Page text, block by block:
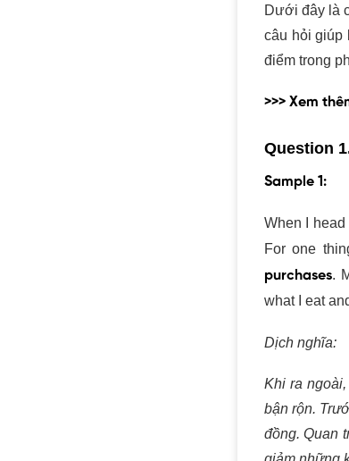
Dưới đây là
mỗi câu hỏi
để ghi điểm
>>> Xem
Question
Sample 1:
When I
days. For
impulse
an eye on
Dịch nghĩa:
Khi ra
ngày bận
sắm bốc
độ ăn uống